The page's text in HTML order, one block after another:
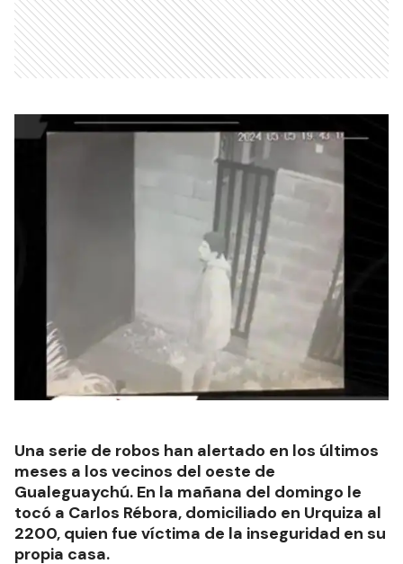
Una serie de robos han alertado en los últimos
meses a los vecinos del oeste de
Gualeguaychú. En la mañana del domingo le
tocó a Carlos Rébora, domiciliado en Urquiza al
2200, quien fue víctima de la inseguridad en su
propia casa.